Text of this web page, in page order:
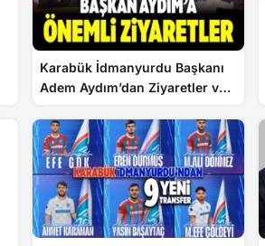
Karabük İdmanyurdu Başkanı
Adem Aydım’dan Ziyaretler ve